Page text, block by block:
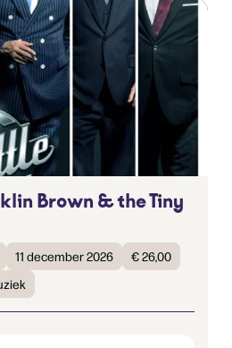
Brown & the Tiny
11 december 2026
€ 26,00